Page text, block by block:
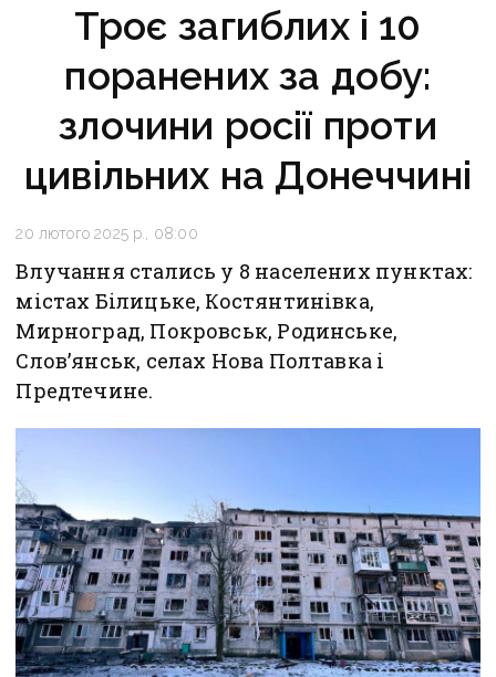
Троє загиблих і 10
поранених за добу:
злочини росії проти
цивільних на Донеччині
20 лютого 2025 р., 08:00
Влучання стались у 8 населених пунктах:
містах Білицьке, Костянтинівка,
Мирноград, Покровськ, Родинське,
Слов’янськ, селах Нова Полтавка і
Предтечине.